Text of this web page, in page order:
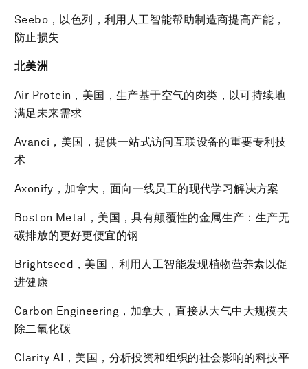
Seebo，以色列，利用人工智能帮助制造商提高产能，
防止损失
北美洲
Air Protein，美国，生产基于空气的肉类，以可持续地
满足未来需求
Avanci，美国，提供一站式访问互联设备的重要专利技
术
Axonify，加拿大，面向一线员工的现代学习解决方案
Boston Metal，美国，具有颠覆性的金属生产：生产无
碳排放的更好更便宜的钢
Brightseed，美国，利用人工智能发现植物营养素以促
进健康
Carbon Engineering，加拿大，直接从大气中大规模去
除二氧化碳
Clarity AI，美国，分析投资和组织的社会影响的科技平